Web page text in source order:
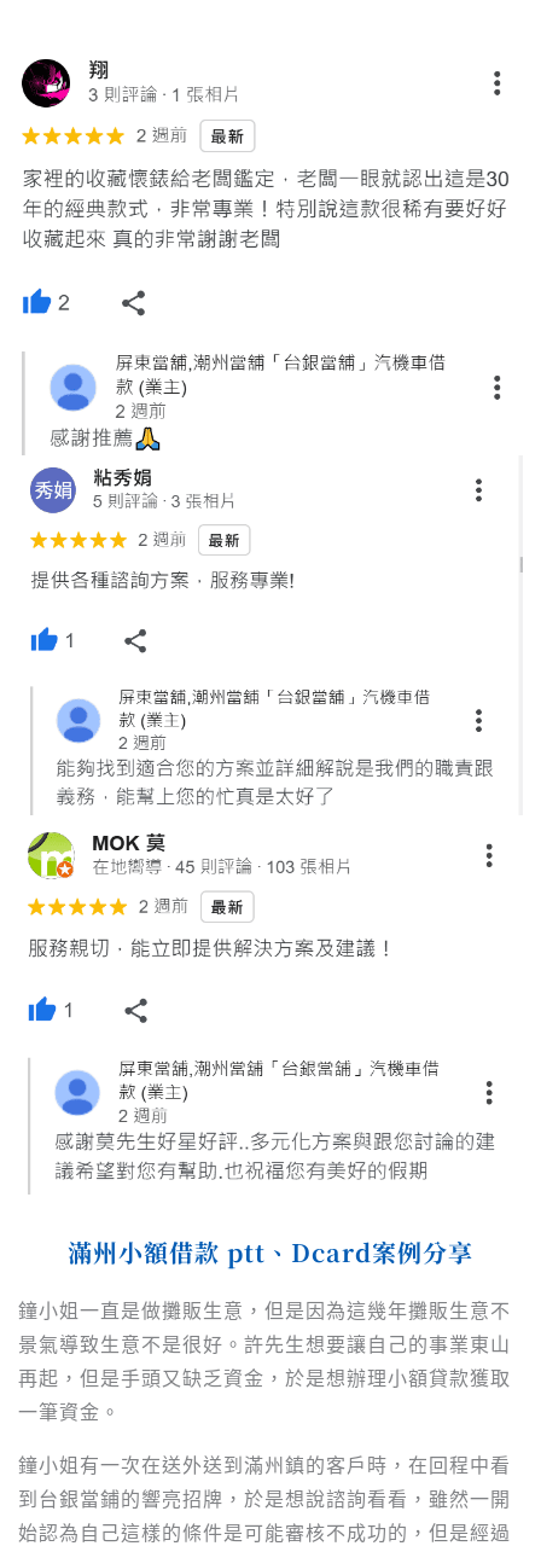
滿州小額借款 ptt、Dcard案例分享
鐘小姐一直是做攤販生意，但是因為這幾年攤販生意不
景氣導致生意不是很好。許先生想要讓自己的事業東山
再起，但是手頭又缺乏資金，於是想辦理小額貸款獲取
一筆資金。
鐘小姐有一次在送外送到滿州鎮的客戶時，在回程中看
到台銀當鋪的響亮招牌，於是想說諮詢看看，雖然一開
始認為自己這樣的條件是可能審核不成功的，但是經過